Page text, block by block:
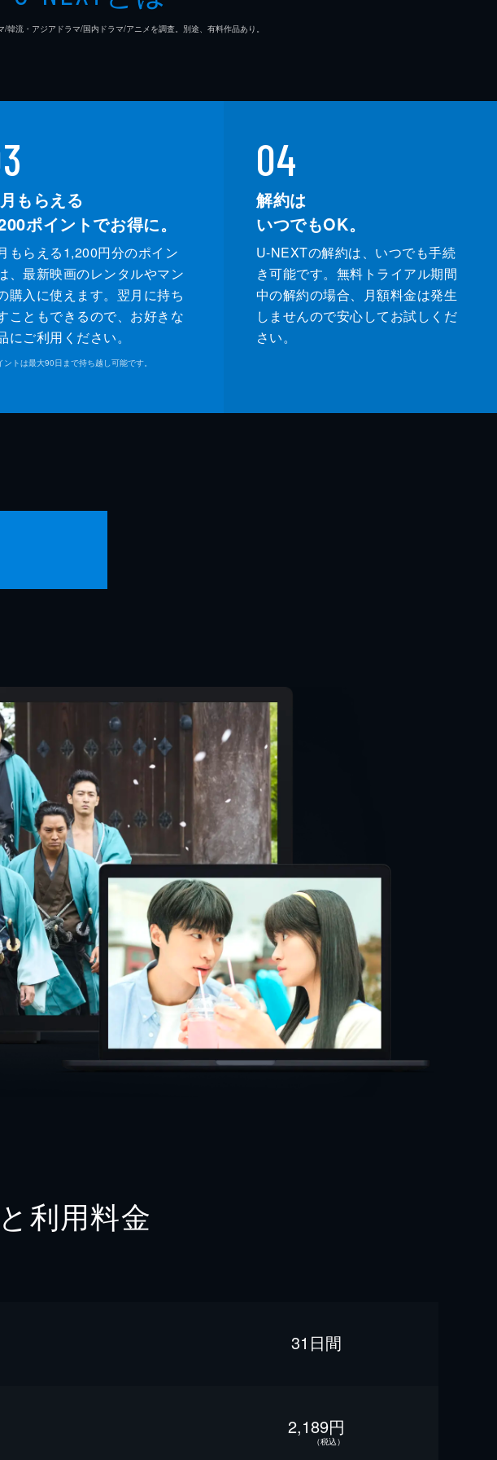
流・アジアドラマ/国内ドラマ/アニメを調査。別途、有料作品あり。
もらえる
ポイントでお得に。
もらえる1,200円分のポイン
、最新映画のレンタルやマン
購入に使えます。翌月に持ち
こともできるので、お好きな
にご利用ください。
ントは最大90日まで持ち越し可能です。
04
解約は
いつでもOK。
U-NEXTの解約は、いつでも手続
き可能です。無料トライアル期間
中の解約の場合、月額料金は発生
しませんので安心してお試しくだ
さい。
利用料金
31日間
2,189円
（税込）